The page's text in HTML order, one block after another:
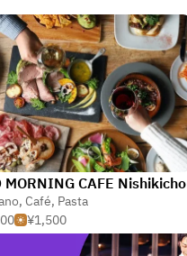
MORNING CAFE Nishikicho
, Café, Pasta
¥1,500